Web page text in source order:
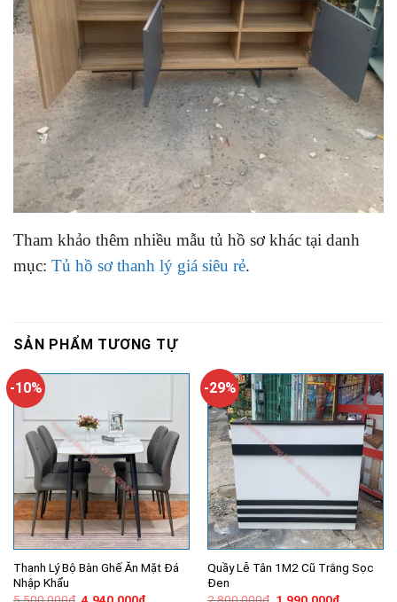
Tham khảo thêm nhiều mẫu tủ hồ sơ khác tại danh
mục: Tủ hồ sơ thanh lý giá siêu rẻ.
SẢN PHẨM TƯƠNG TỰ
-10%
Thanh Lý Bộ Bàn Ghế Ăn Mặt Đá
Nhập Khẩu
5,500,000₫ Giá
4,940,000₫Giá
-29%
Quầy Lễ Tân 1M2 Cũ Trắng Sọc
Đen
2,800,000₫ Giá
1,990,000₫Giá